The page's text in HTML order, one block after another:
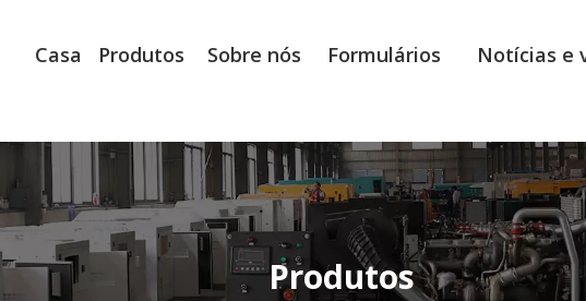
Casa Produtos Sobre nós Formulários Notícias e
Produtos